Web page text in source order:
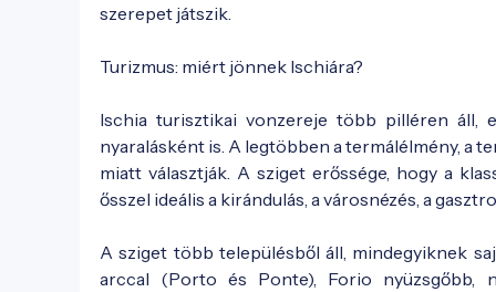
szerepet játszik.
Turizmus: miért jönnek Ischiára?
Ischia turisztikai vonzereje több pilléren áll,
nyaralásként is. A legtöbben a termálélmény, a
miatt választják. A sziget erőssége, hogy a
ősszel ideális a kirándulás, a városnézés, a
A sziget több településből áll, mindegyiknek
arccal (Porto és Ponte), Forio nyüzsgőbb,